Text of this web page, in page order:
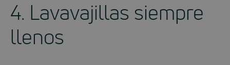
4. Lavavajillas siempre
llenos